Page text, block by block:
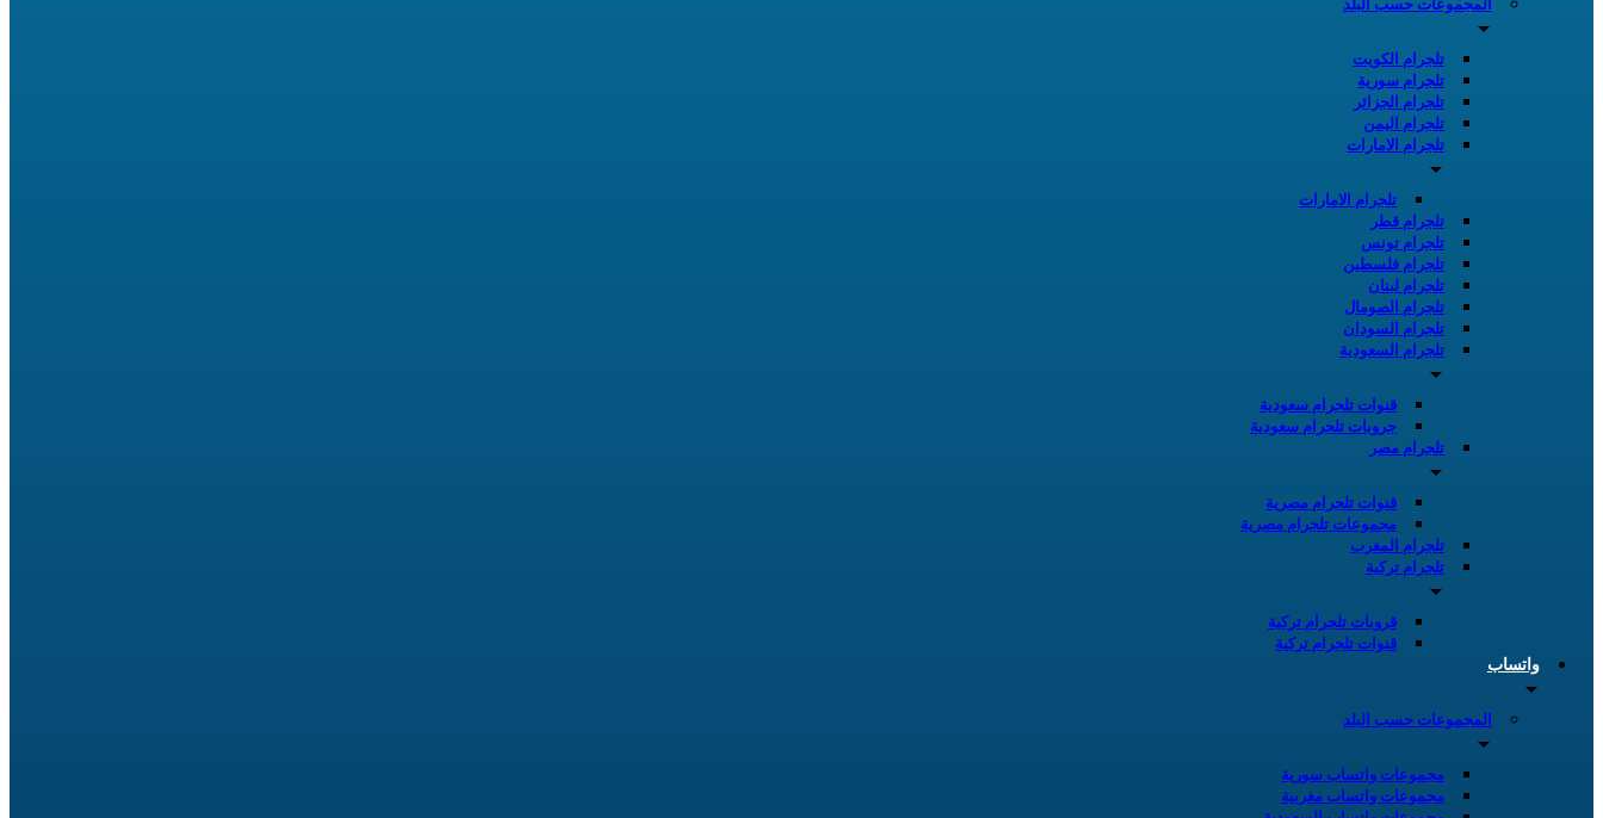
المجموعات حسب البلد
تلجرام الكويت
تلجرام سورية
تلجرام الجزائر
تلجرام اليمن
تلجرام الامارات
تلجرام الامارات
تلجرام قطر
تلجرام تونس
تلجرام فلسطين
تلجرام لبنان
تلجرام الصومال
تلجرام السودان
تلجرام السعودية
قنوات تلجرام سعودية
جروبات تلجرام سعودية
تلجرام مصر
قنوات تلجرام مصرية
مجموعات تلجرام مصرية
تلجرام المغرب
تلجرام تركية
قروبات تلجرام تركية
قنوات تلجرام تركية
واتساب
المجموعات حسب البلد
مجموعات واتساب سورية
مجموعات واتساب مغربية